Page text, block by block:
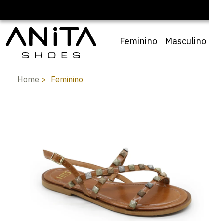
Feminino Masculino
Home Feminino